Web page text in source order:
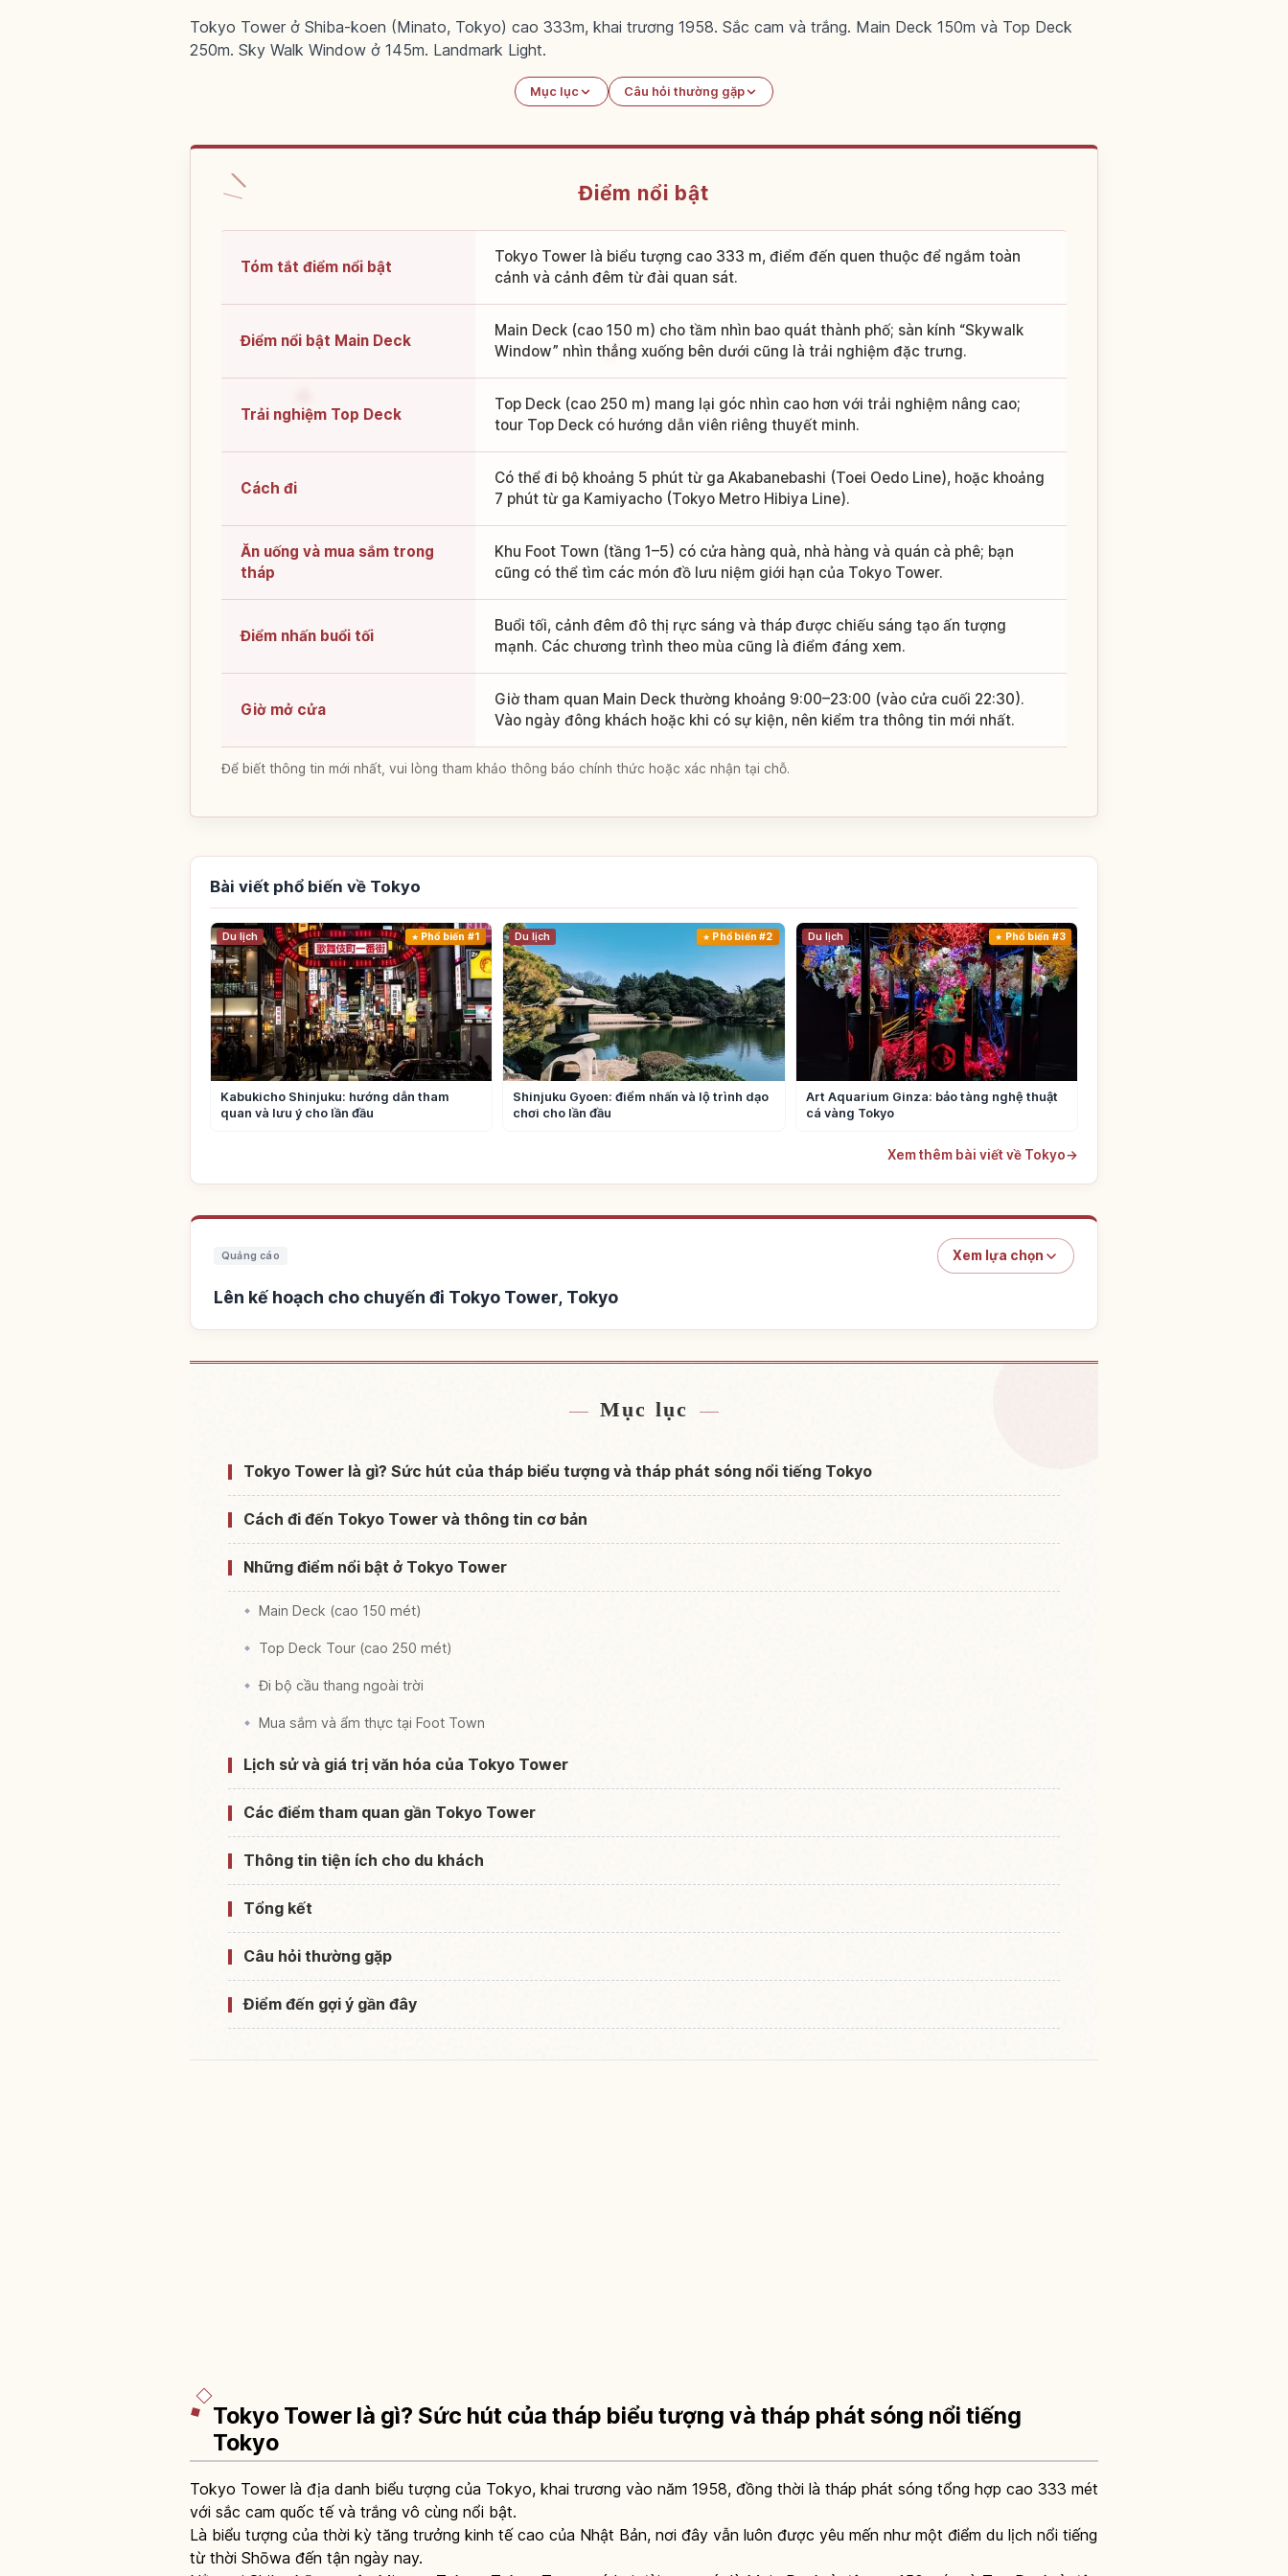
Tokyo Tower ở Shiba-koen (Minato, Tokyo) cao 333m, khai trương 1958. Sắc cam và trắng. Main Deck 150m và Top Deck
250m. Sky Walk Window ở 145m. Landmark Light.
Mục lục Câu hỏi thường gặp
Điểm nổi bật
Tóm tắt điểm nổi bật
Tokyo Tower là biểu tượng cao 333 m, điểm đến quen thuộc để ngắm toàn
cảnh và cảnh đêm từ đài quan sát.
Điểm nổi bật Main Deck
Main Deck (cao 150 m) cho tầm nhìn bao quát thành phố; sàn kính “Skywalk
Window” nhìn thẳng xuống bên dưới cũng là trải nghiệm đặc trưng.
Trải nghiệm Top Deck
Top Deck (cao 250 m) mang lại góc nhìn cao hơn với trải nghiệm nâng cao;
tour Top Deck có hướng dẫn viên riêng thuyết minh.
Cách đi
Có thể đi bộ khoảng 5 phút từ ga Akabanebashi (Toei Oedo Line), hoặc khoảng
7 phút từ ga Kamiyacho (Tokyo Metro Hibiya Line).
Ăn uống và mua sắm trong
tháp
Khu Foot Town (tầng 1–5) có cửa hàng quà, nhà hàng và quán cà phê; bạn
cũng có thể tìm các món đồ lưu niệm giới hạn của Tokyo Tower.
Điểm nhấn buổi tối
Buổi tối, cảnh đêm đô thị rực sáng và tháp được chiếu sáng tạo ấn tượng
mạnh. Các chương trình theo mùa cũng là điểm đáng xem.
Giờ mở cửa
Giờ tham quan Main Deck thường khoảng 9:00–23:00 (vào cửa cuối 22:30).
Vào ngày đông khách hoặc khi có sự kiện, nên kiểm tra thông tin mới nhất.
Để biết thông tin mới nhất, vui lòng tham khảo thông báo chính thức hoặc xác nhận tại chỗ.
Bài viết phổ biến về Tokyo
Du lịch Phổ biến #1
Kabukicho Shinjuku: hướng dẫn tham
quan và lưu ý cho lần đầu
Du lịch Phổ biến #2
Shinjuku Gyoen: điểm nhấn và lộ trình dạo
chơi cho lần đầu
Du lịch Phổ biến #3
Art Aquarium Ginza: bảo tàng nghệ thuật
cá vàng Tokyo
Xem thêm bài viết về Tokyo→
Quảng cáo Xem lựa chọn
Lên kế hoạch cho chuyến đi Tokyo Tower, Tokyo
Mục lục
Tokyo Tower là gì? Sức hút của tháp biểu tượng và tháp phát sóng nổi tiếng Tokyo
Cách đi đến Tokyo Tower và thông tin cơ bản
Những điểm nổi bật ở Tokyo Tower
Main Deck (cao 150 mét)
Top Deck Tour (cao 250 mét)
Đi bộ cầu thang ngoài trời
Mua sắm và ẩm thực tại Foot Town
Lịch sử và giá trị văn hóa của Tokyo Tower
Các điểm tham quan gần Tokyo Tower
Thông tin tiện ích cho du khách
Tổng kết
Câu hỏi thường gặp
Điểm đến gợi ý gần đây
Tokyo Tower là gì? Sức hút của tháp biểu tượng và tháp phát sóng nổi tiếng
Tokyo
Tokyo Tower là địa danh biểu tượng của Tokyo, khai trương vào năm 1958, đồng thời là tháp phát sóng tổng hợp cao 333 mét
với sắc cam quốc tế và trắng vô cùng nổi bật.
Là biểu tượng của thời kỳ tăng trưởng kinh tế cao của Nhật Bản, nơi đây vẫn luôn được yêu mến như một điểm du lịch nổi tiếng
từ thời Shōwa đến tận ngày nay.